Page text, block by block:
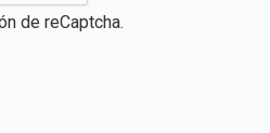
de reCaptcha.